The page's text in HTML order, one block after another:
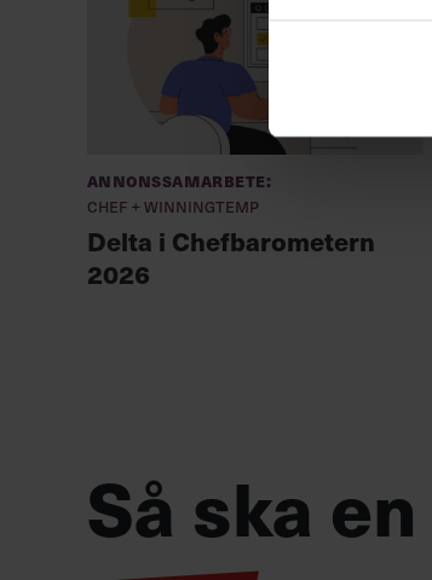
Annonssamarbete:
Chef + Winningtemp
Delta i Chefbarometern
2026
Så ska